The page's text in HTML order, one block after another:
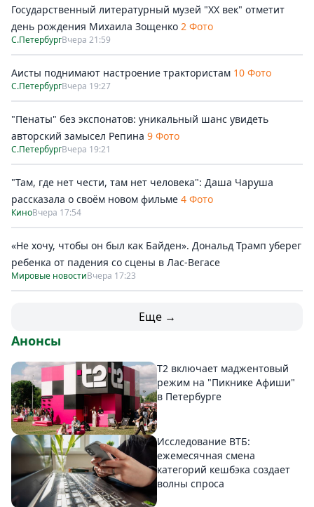
Государственный литературный музей "ХХ век" отметит
день рождения Михаила Зощенко 2 Фото
С.ПетербургВчера 21:59
Аисты поднимают настроение трактористам 10 Фото
С.ПетербургВчера 19:27
"Пенаты" без экспонатов: уникальный шанс увидеть
авторский замысел Репина 9 Фото
С.ПетербургВчера 19:21
"Там, где нет чести, там нет человека": Даша Чаруша
рассказала о своём новом фильме 4 Фото
КиноВчера 17:54
«Не хочу, чтобы он был как Байден». Дональд Трамп уберег
ребенка от падения со сцены в Лас-Вегасе
Мировые новостиВчера 17:23
Еще →
Анонсы
Т2 включает маджентовый
режим на "Пикнике Афиши"
в Петербурге
Исследование ВТБ:
ежемесячная смена
категорий кешбэка создает
волны спроса